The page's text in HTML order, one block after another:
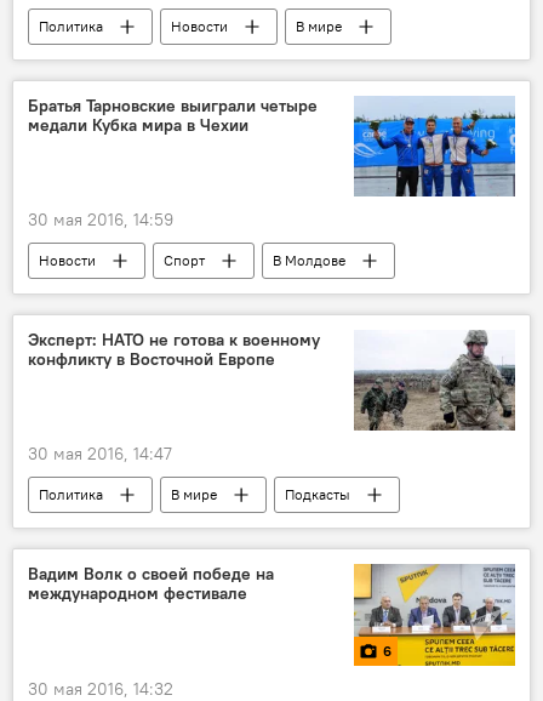
Политика Новости
В мире
Россия
Румыния
США
Николай Паскару
Сергей Назария
Игорь Коротченко
ПРО
Братья Тарновские выиграли четыре
медали Кубка мира в Чехии
30 мая 2016, 14:59
Новости Спорт
В Молдове
Республика Молдова
Олег Тарновский
Сергей Тарновский
медали
гребля
Эксперт: НАТО не готова к военному
конфликту в Восточной Европе
30 мая 2016, 14:47
Политика В мире
Подкасты
Мнение
Рубрики
Россия
США
военные
военные базы
конфликт
НАТО
Вадим Волк о своей победе на
международном фестивале
6
30 мая 2016, 14:32